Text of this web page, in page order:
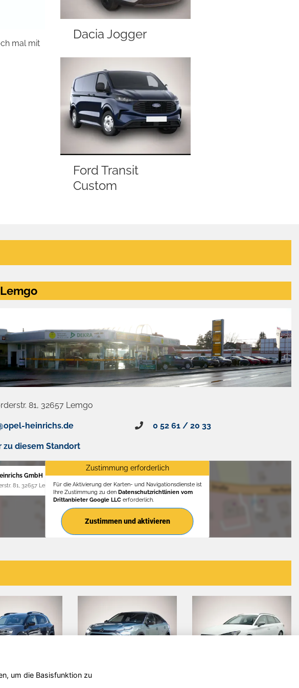
mal mit
Dacia Jogger
Ford Transit
Custom
81, 32657 Lemgo
heinrichs.de 0 52 61 / 20 33
zu diesem Standort
GmbH
81, 32657 Lemgo
Zustimmung erforderlich
Für die Aktivierung der Karten- und Navigationsdienste ist
Ihre Zustimmung zu den Datenschutzrichtlinien vom
Drittanbieter Google LLCerforderlich.
Zustimmen und aktivieren
Skoda Karoq
um die Basisfunktion zu